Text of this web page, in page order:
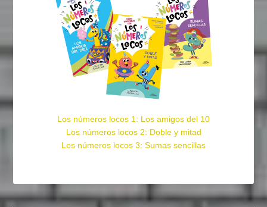
Los números locos 1: Los amigos del 10
Los números locos 2: Doble y mitad
Los números locos 3: Sumas sencillas